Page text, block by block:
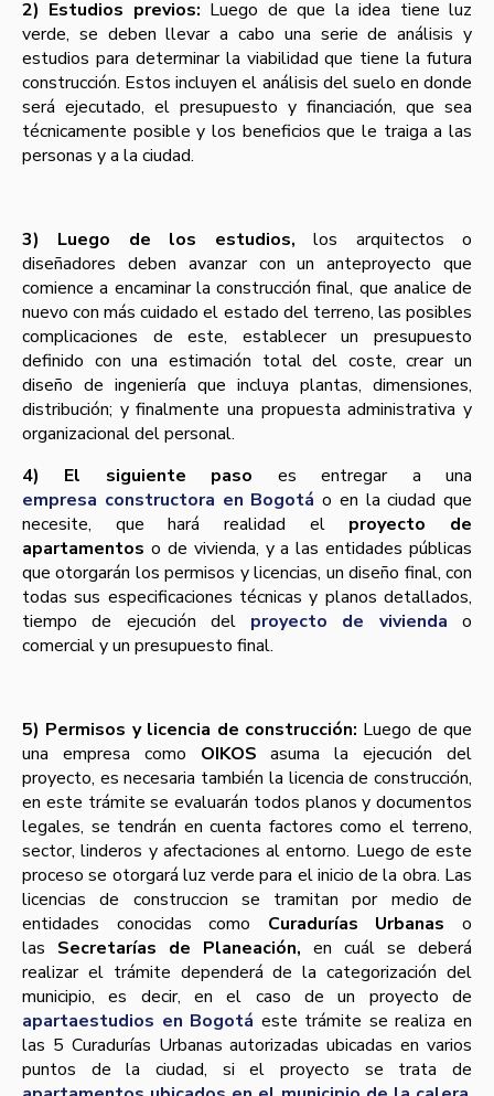
2) Estudios previos: Luego de que la idea tiene luz
verde, se deben llevar a cabo una serie de análisis y
estudios para determinar la viabilidad que tiene la futura
construcción. Estos incluyen el análisis del suelo en donde
será ejecutado, el presupuesto y financiación, que sea
técnicamente posible y los beneficios que le traiga a las
personas y a la ciudad.
3) Luego de los estudios, los arquitectos o
diseñadores deben avanzar con un anteproyecto que
comience a encaminar la construcción final, que analice de
nuevo con más cuidado el estado del terreno, las posibles
complicaciones de este, establecer un presupuesto
definido con una estimación total del coste, crear un
diseño de ingenierí­a que incluya plantas, dimensiones,
distribución; y finalmente una propuesta administrativa y
organizacional del personal.
4) El siguiente paso es entregar a una
empresa constructora en Bogotá o en la ciudad que
necesite, que hará realidad el proyecto de
apartamentos o de vivienda, y a las entidades públicas
que otorgarán los permisos y licencias, un diseño final, con
todas sus especificaciones técnicas y planos detallados,
tiempo de ejecución del proyecto de vivienda o
comercial y un presupuesto final.
5) Permisos y licencia de construcción: Luego de que
una empresa como OIKOS asuma la ejecución del
proyecto, es necesaria también la licencia de construcción,
en este trámite se evaluarán todos planos y documentos
legales, se tendrán en cuenta factores como el terreno,
sector, linderos y afectaciones al entorno. Luego de este
proceso se otorgará luz verde para el inicio de la obra. Las
licencias de construccion se tramitan por medio de
entidades conocidas como Curadurías Urbanas o
las Secretarías de Planeación, en cuál se deberá
realizar el trámite dependerá de la categorización del
municipio, es decir, en el caso de un proyecto de
apartaestudios en Bogotá este trámite se realiza en
las 5 Curadurías Urbanas autorizadas ubicadas en varios
puntos de la ciudad, si el proyecto se trata de